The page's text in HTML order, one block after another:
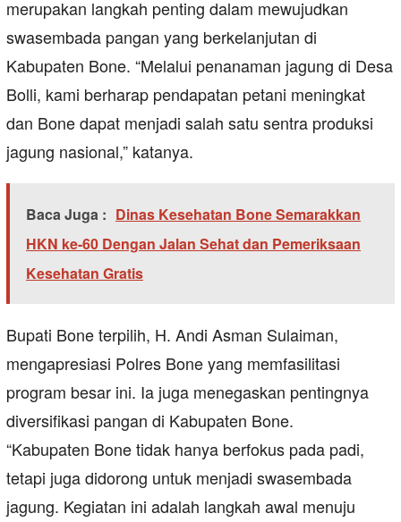
merupakan langkah penting dalam mewujudkan
swasembada pangan yang berkelanjutan di
Kabupaten Bone. “Melalui penanaman jagung di Desa
Bolli, kami berharap pendapatan petani meningkat
dan Bone dapat menjadi salah satu sentra produksi
jagung nasional,” katanya.
Baca Juga : Dinas Kesehatan Bone Semarakkan
HKN ke-60 Dengan Jalan Sehat dan Pemeriksaan
Kesehatan Gratis
Bupati Bone terpilih, H. Andi Asman Sulaiman,
mengapresiasi Polres Bone yang memfasilitasi
program besar ini. Ia juga menegaskan pentingnya
diversifikasi pangan di Kabupaten Bone.
“Kabupaten Bone tidak hanya berfokus pada padi,
tetapi juga didorong untuk menjadi swasembada
jagung. Kegiatan ini adalah langkah awal menuju